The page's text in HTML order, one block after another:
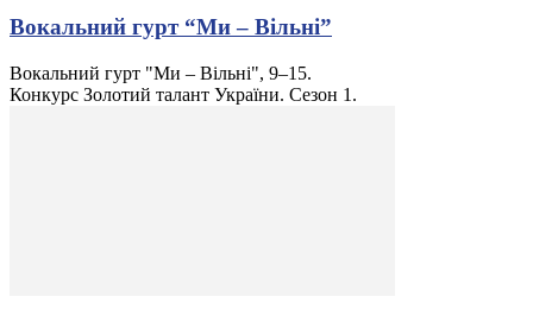
Вокальний гурт “Ми – Вільні”
Вокальний гурт "Ми – Вільні", 9–15.
Конкурс Золотий талант України. Сезон 1.